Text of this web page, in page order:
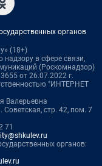
органов
(18+)
в сфере связи,
(Роскомнадзор)
от 26.07.2022 г.
"ИНТЕРНЕТ
Валерьевна
Советская, стр. 42, пом. 7
71
органов: